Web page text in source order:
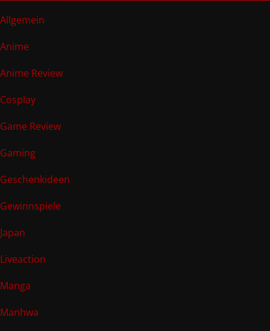
Allgemein
Anime
Anime Review
Cosplay
Game Review
Gaming
Geschenkideen
Gewinnspiele
Japan
Liveaction
Manga
Manhwa